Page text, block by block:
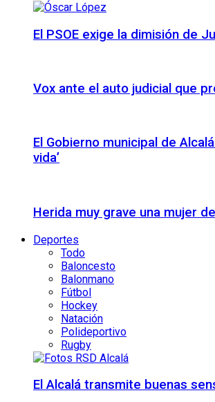
El PSOE exige la dimisión de
Vox ante el auto judicial que
El Gobierno municipal de
vida’
Herida muy grave una mujer
Deportes
Todo
Baloncesto
Balonmano
Fútbol
Hockey
Natación
Polideportivo
Rugby
El Alcalá transmite buenas